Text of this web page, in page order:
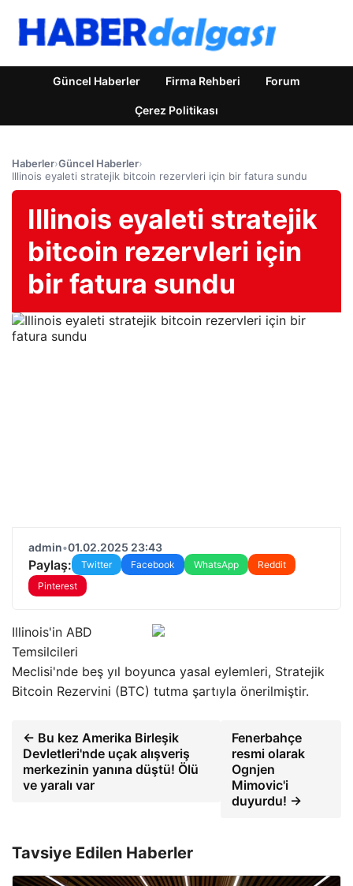
Güncel Haberler Firma Rehberi Forum
Çerez Politikası
Haberler›Güncel Haberler›
Illinois eyaleti stratejik bitcoin rezervleri için bir fatura sundu
Illinois eyaleti stratejik
bitcoin rezervleri için
bir fatura sundu
admin•01.02.2025 23:43
Paylaş: Twitter Facebook WhatsApp
Reddit
Pinterest
Illinois'in ABD
Temsilcileri
Meclisi'nde beş yıl boyunca yasal eylemleri, Stratejik
Bitcoin Rezervini (BTC) tutma şartıyla önerilmiştir.
← Bu kez Amerika Birleşik
Devletleri'nde uçak alışveriş
merkezinin yanına düştü! Ölü
ve yaralı var
Fenerbahçe
resmi olarak
Ognjen
Mimovic'i
duyurdu! →
Tavsiye Edilen Haberler